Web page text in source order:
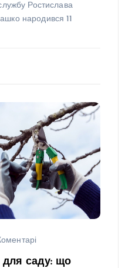
Ростислава
народився 11
для саду: що